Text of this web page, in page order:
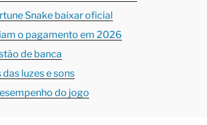
Snake baixar oficial
o pagamento em 2026
de banca
luzes e sons
do jogo